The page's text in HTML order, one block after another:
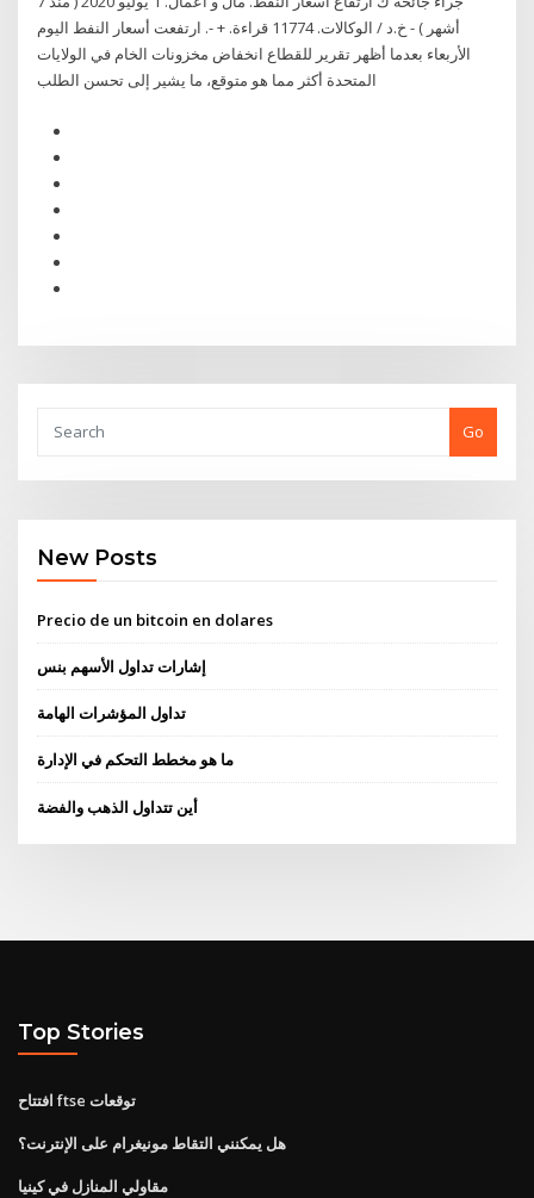
أشهر ) - خ.د / الوكالات. 11774 قراءة. + -. ارتفعت أسعار النفط اليوم
الأربعاء بعدما أظهر تقرير للقطاع انخفاض مخزونات الخام في الولايات
المتحدة أكثر مما هو متوقع، ما يشير إلى تحسن الطلب
Go
New Posts
Precio de un bitcoin en dolares
إشارات تداول الأسهم بنس
تداول المؤشرات الهامة
ما هو مخطط التحكم في الإدارة
أين تتداول الذهب والفضة
Top Stories
افتتاح ftse توقعات
هل يمكنني التقاط مونيغرام على الإنترنت؟
مقاولي المنازل في كينيا